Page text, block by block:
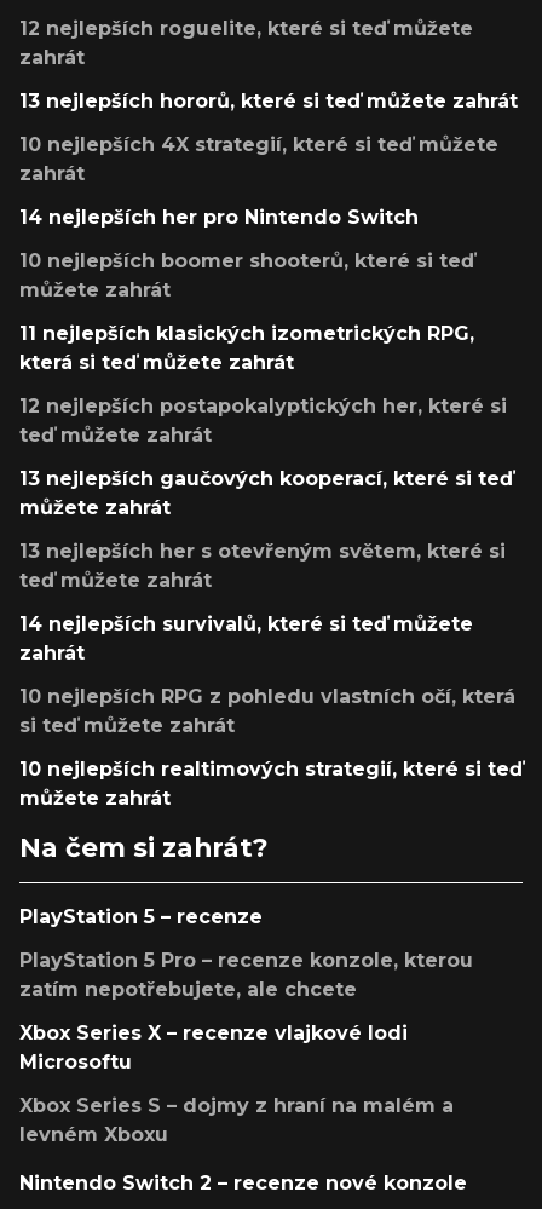
12 nejlepších roguelite, které si teď můžete
zahrát
13 nejlepších hororů, které si teď můžete zahrát
10 nejlepších 4X strategií, které si teď můžete
zahrát
14 nejlepších her pro Nintendo Switch
10 nejlepších boomer shooterů, které si teď
můžete zahrát
11 nejlepších klasických izometrických RPG,
která si teď můžete zahrát
12 nejlepších postapokalyptických her, které si
teď můžete zahrát
13 nejlepších gaučových kooperací, které si teď
můžete zahrát
13 nejlepších her s otevřeným světem, které si
teď můžete zahrát
14 nejlepších survivalů, které si teď můžete
zahrát
10 nejlepších RPG z pohledu vlastních očí, která
si teď můžete zahrát
10 nejlepších realtimových strategií, které si teď
můžete zahrát
Na čem si zahrát?
PlayStation 5 – recenze
PlayStation 5 Pro – recenze konzole, kterou
zatím nepotřebujete, ale chcete
Xbox Series X – recenze vlajkové lodi
Microsoftu
Xbox Series S – dojmy z hraní na malém a
levném Xboxu
Nintendo Switch 2 – recenze nové konzole